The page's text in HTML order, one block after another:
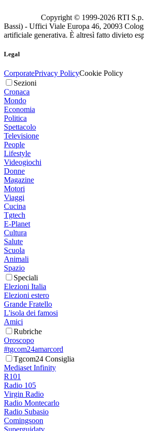
Copyright © 1999-2026 RTI
Bassi) - Uffici Viale Europa 46, 20093
artificiale generativa. È altresì fatto divieto
Legal
CorporatePrivacy PolicyCookie Policy
Sezioni
Cronaca
Mondo
Economia
Politica
Spettacolo
Televisione
People
Lifestyle
Videogiochi
Donne
Magazine
Motori
Viaggi
Cucina
Tgtech
E-Planet
Cultura
Salute
Scuola
Animali
Spazio
Speciali
Elezioni Italia
Elezioni estero
Grande Fratello
L'isola dei famosi
Amici
Rubriche
Oroscopo
#tgcom24amarcord
Tgcom24 Consiglia
Mediaset Infinity
R101
Radio 105
Virgin Radio
Radio Montecarlo
Radio Subasio
Comingsoon